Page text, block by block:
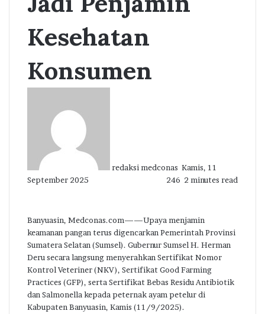
Kesehatan
Konsumen
redaksi medconas Kamis, 11
September 2025
246 2 minutes read
Banyuasin, Medconas.com——Upaya menjamin
keamanan pangan terus digencarkan Pemerintah Provinsi
Sumatera Selatan (Sumsel). Gubernur Sumsel H. Herman
Deru secara langsung menyerahkan Sertifikat Nomor
Kontrol Veteriner (NKV), Sertifikat Good Farming
Practices (GFP), serta Sertifikat Bebas Residu Antibiotik
dan Salmonella kepada peternak ayam petelur di
Kabupaten Banyuasin, Kamis (11/9/2025).